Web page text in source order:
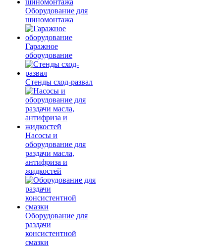
Оборудование для
шиномонтажа
Гаражное
оборудование
Стенды сход-развал
Насосы и
оборудование для
раздачи масла,
антифриза и
жидкостей
Оборудование для
раздачи
консистентной
смазки